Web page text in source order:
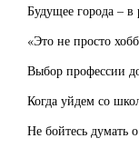
Будущее города –
«Это не просто
Выбор профессии
Когда уйдем со
Не бойтесь думать